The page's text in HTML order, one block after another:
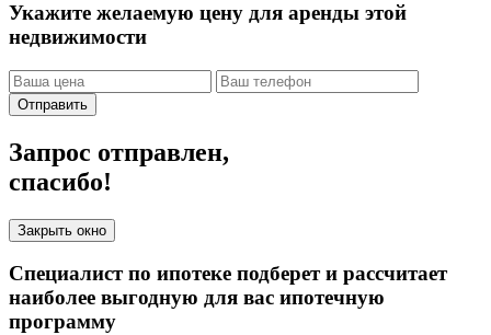
Укажите желаемую цену для аренды этой
недвижимости
Отправить
Запрос отправлен,
спасибо!
Закрыть окно
Специалист по ипотеке подберет и рассчитает
наиболее выгодную для вас ипотечную
программу